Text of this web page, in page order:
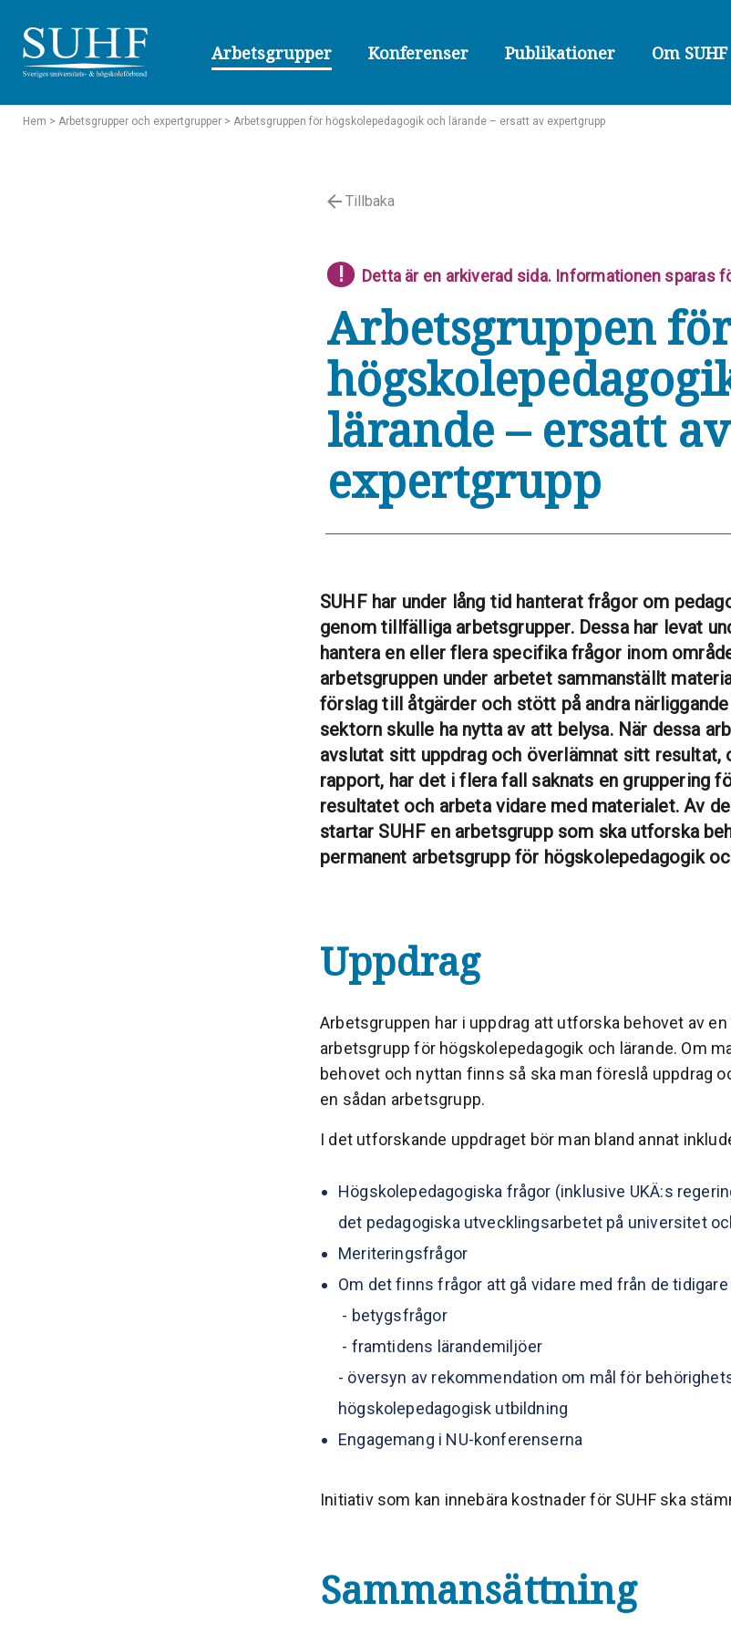
Arbetsgrupper Konferenser Publikationer Om SUHF
Hem > Arbetsgrupper och expertgrupper > Arbetsgruppen för högskolepedagogik och lärande – ersatt av expertgrupp
Tillbaka
! Detta är en arkiverad sida. Informationen sparas
Arbetsgruppen
lärande – ersatt av
expertgrupp
SUHF har under lång tid hanterat frågor om
genom tillfälliga arbetsgrupper. Dessa har levat
hantera en eller flera specifika frågor inom
arbetsgruppen under arbetet sammanställt
förslag till åtgärder och stött på andra
sektorn skulle ha nytta av att belysa. När dessa
avslutat sitt uppdrag och överlämnat sitt resultat,
rapport, har det i flera fall saknats en gruppering
resultatet och arbeta vidare med materialet. Av
startar SUHF en arbetsgrupp som ska utforska
permanent arbetsgrupp för högskolepedagogik
Uppdrag
Arbetsgruppen har i uppdrag att utforska behovet av
arbetsgrupp för högskolepedagogik och lärande. Om
behovet och nyttan finns så ska man föreslå uppdrag
en sådan arbetsgrupp.
I det utforskande uppdraget bör man bland annat
Högskolepedagogiska frågor (inklusive UKÄ:s
det pedagogiska utvecklingsarbetet på universitet
Meriteringsfrågor
Om det finns frågor att gå vidare med från de
- betygsfrågor
- framtidens lärandemiljöer
- översyn av rekommendation om mål för
högskolepedagogisk utbildning
Engagemang i NU-konferenserna
Initiativ som kan innebära kostnader för SUHF ska
Sammansättning